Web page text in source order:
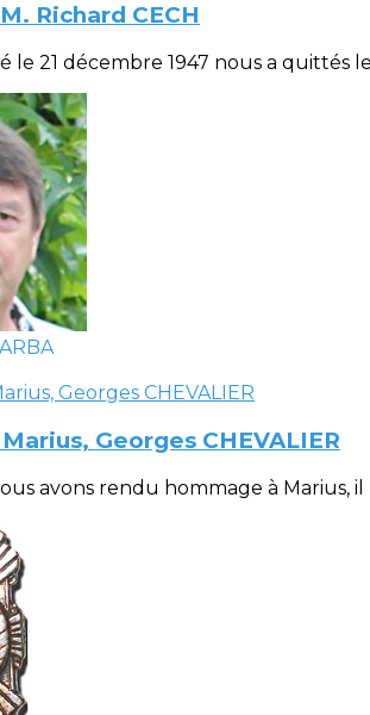
Richard CECH
le 21 décembre 1947 nous a quittés
Georges CHEVALIER
avons rendu hommage à Marius, il